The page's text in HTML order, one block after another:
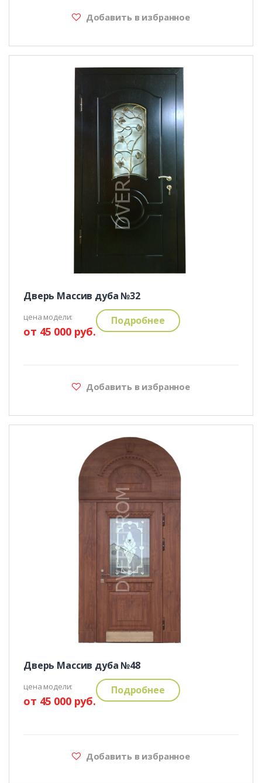
Добавить в избранное
Дверь Массив дуба №32
цена модели:
от 45 000 руб.
Подробнее
Добавить в избранное
Дверь Массив дуба №48
цена модели:
от 45 000 руб.
Подробнее
Добавить в избранное